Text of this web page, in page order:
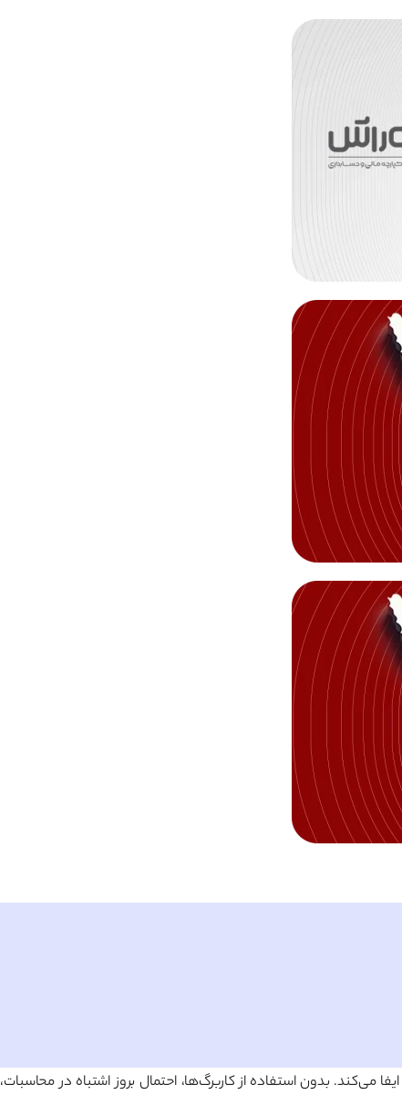
بدون استفاده از کاربرگ‌ها، احتمال بروز اشتباه در محاسبات،